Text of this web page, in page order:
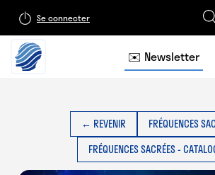
Se connecter
✉️ Newsletter
← REVENIR
FRÉQUENCES
FRÉQUENCES SACRÉES -